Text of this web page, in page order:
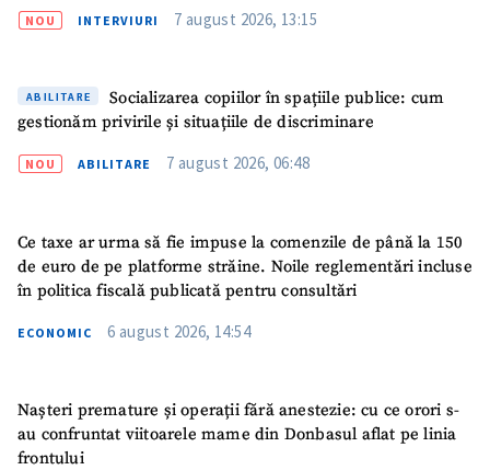
NOU INTERVIURI 7 august 2026, 13:15
ABILITARE
Socializarea copiilor în spațiile publice: cum
gestionăm privirile și situațiile de discriminare
NOU ABILITARE 7 august 2026, 06:48
Ce taxe ar urma să fie impuse la comenzile de până la 150
de euro de pe platforme străine. Noile reglementări incluse
în politica fiscală publicată pentru consultări
ECONOMIC 6 august 2026, 14:54
Nașteri premature și operații fără anestezie: cu ce orori s-
au confruntat viitoarele mame din Donbasul aflat pe linia
frontului